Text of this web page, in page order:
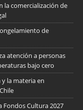
la comercialización de
de
atención a personas
bajo cero
la materia en
Fondos Cultura 2027